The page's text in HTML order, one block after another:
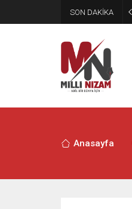
SON DAKİKA
Anasayfa